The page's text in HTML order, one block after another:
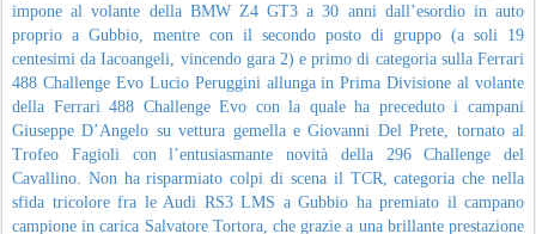
impone al volante della BMW Z4 GT3 a 30 anni dall’esordio in auto
proprio a Gubbio, mentre con il secondo posto di gruppo (a soli 19
centesimi da Iacoangeli, vincendo gara 2) e primo di categoria sulla Ferrari
488 Challenge Evo Lucio Peruggini allunga in Prima Divisione al volante
della Ferrari 488 Challenge Evo con la quale ha preceduto i campani
Giuseppe D’Angelo su vettura gemella e Giovanni Del Prete, tornato al
Trofeo Fagioli con l’entusiasmante novità della 296 Challenge del
Cavallino. Non ha risparmiato colpi di scena il TCR, categoria che nella
sfida tricolore fra le Audi RS3 LMS a Gubbio ha premiato il campano
campione in carica Salvatore Tortora, che grazie a una brillante prestazione